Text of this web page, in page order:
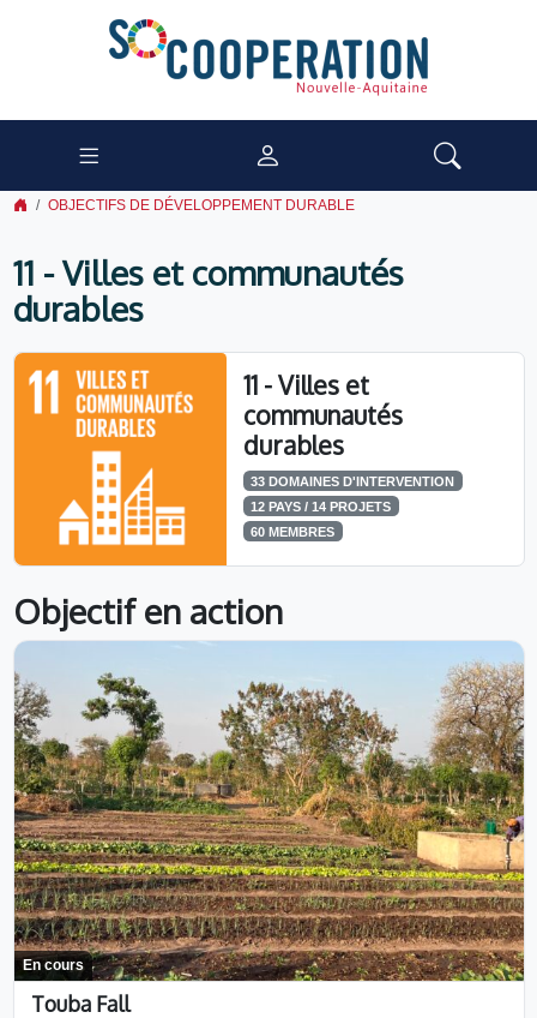
OBJECTIFS DE DÉVELOPPEMENT DURABLE
11 - Villes et communautés
durables
11 - Villes et
communautés
durables
33 DOMAINES D'INTERVENTION
12 PAYS / 14 PROJETS
60 MEMBRES
Objectif en action
En cours
Touba Fall